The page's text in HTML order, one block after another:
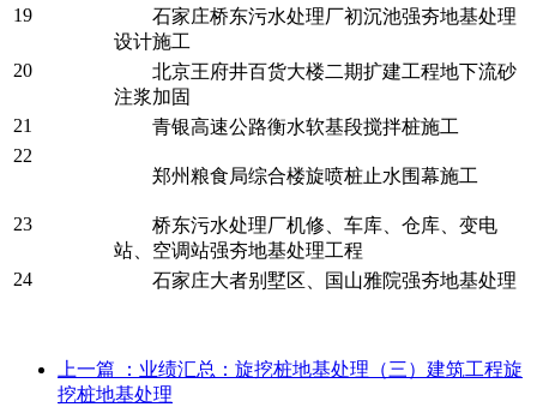
19
石家庄桥东污水处理厂初沉池强夯地基处理
设计施工
20
北京王府井百货大楼二期扩建工程地下流砂
注浆加固
21
青银高速公路衡水软基段搅拌桩施工
22
郑州粮食局综合楼旋喷桩止水围幕施工
23
桥东污水处理厂机修、车库、仓库、变电
站、空调站强夯地基处理工程
24
石家庄大者别墅区、国山雅院强夯地基处理
上一篇
：业绩汇总：旋挖桩地基处理（三）建筑工程旋
挖桩地基处理